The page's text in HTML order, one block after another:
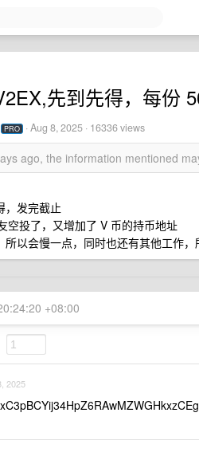
先到先得，每份
PRO ·Aug 8, 2025 · 16336 views
ago, the information mentioned
，发完截止
空投了，又增加了 V 币的持币地址
以会慢一点，同时也还有其他工作
+08:00
2025